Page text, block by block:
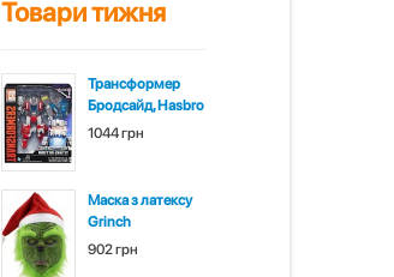
Товари тижня
Трансформер
Бродсайд, Hasbro
1044 грн
Маска з латексу
Grinch
902 грн